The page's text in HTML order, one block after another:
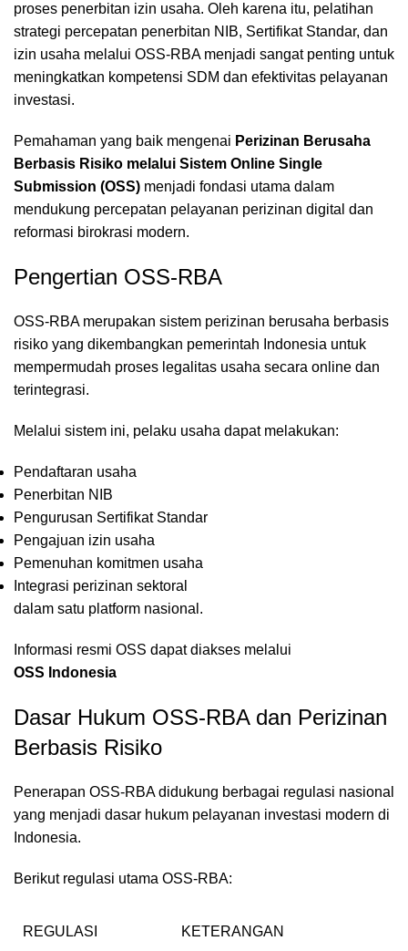
proses penerbitan izin usaha. Oleh karena itu, pelatihan
strategi percepatan penerbitan NIB, Sertifikat Standar, dan
izin usaha melalui OSS-RBA menjadi sangat penting untuk
meningkatkan kompetensi SDM dan efektivitas pelayanan
investasi.
Pemahaman yang baik mengenai Perizinan Berusaha
Berbasis Risiko melalui Sistem Online Single
Submission (OSS) menjadi fondasi utama dalam
mendukung percepatan pelayanan perizinan digital dan
reformasi birokrasi modern.
Pengertian OSS-RBA
OSS-RBA merupakan sistem perizinan berusaha berbasis
risiko yang dikembangkan pemerintah Indonesia untuk
mempermudah proses legalitas usaha secara online dan
terintegrasi.
Melalui sistem ini, pelaku usaha dapat melakukan:
Pendaftaran usaha
Penerbitan NIB
Pengurusan Sertifikat Standar
Pengajuan izin usaha
Pemenuhan komitmen usaha
Integrasi perizinan sektoral
dalam satu platform nasional.
Informasi resmi OSS dapat diakses melalui
OSS Indonesia
Dasar Hukum OSS-RBA dan Perizinan
Berbasis Risiko
Penerapan OSS-RBA didukung berbagai regulasi nasional
yang menjadi dasar hukum pelayanan investasi modern di
Indonesia.
Berikut regulasi utama OSS-RBA:
REGULASI KETERANGAN